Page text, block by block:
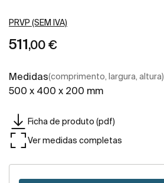
PRVP (SEM IVA)
511,00 €
Medidas(comprimento, largura, altura)
500 x 400 x 200 mm
Ficha de produto (pdf)
Ver medidas completas